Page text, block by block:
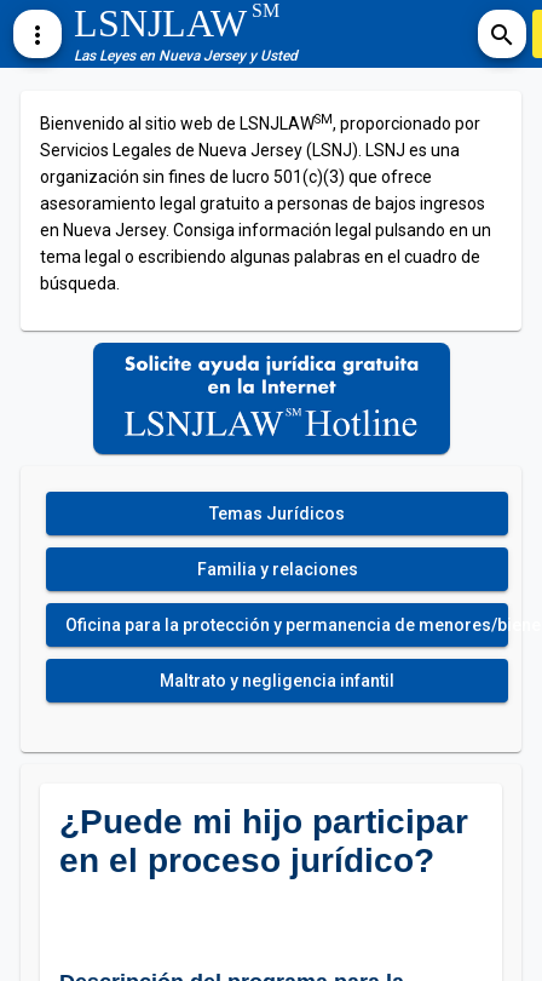
more_vert LSNJLAWSM
Las Leyes en Nueva Jersey y Usted
search
Bienvenido al sitio web de LSNJLAWSM, proporcionado por
Servicios Legales de Nueva Jersey (LSNJ). LSNJ es una
organización sin fines de lucro 501(c)(3) que ofrece
asesoramiento legal gratuito a personas de bajos ingresos
en Nueva Jersey. Consiga información legal pulsando en un
tema legal o escribiendo algunas palabras en el cuadro de
búsqueda.
Temas Jurídicos
Familia y relaciones
Oficina para la protección y permanencia de menores/
Maltrato y negligencia infantil
¿Puede mi hijo participar
en el proceso jurídico?